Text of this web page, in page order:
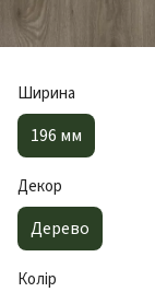
Ширина
196 мм
Декор
Дерево
Колір